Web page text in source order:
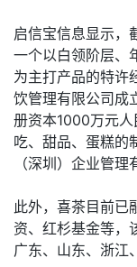
启信宝信息显示，
一个以白领阶层、
为主打产品的特许
饮管理有限公司成
册资本1000万元
吃、甜品、蛋糕的
（深圳）企业管理
此外，喜茶目前已
资、红杉基金等，
广东、山东、浙江